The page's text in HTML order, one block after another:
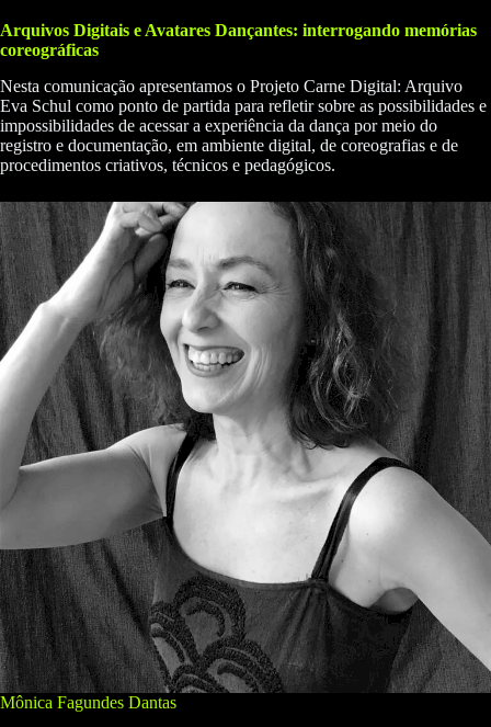
Arquivos Digitais e Avatares Dançantes: interrogando memórias
coreográficas
Nesta comunicação apresentamos o Projeto Carne Digital: Arquivo
Eva Schul como ponto de partida para refletir sobre as possibilidades e
impossibilidades de acessar a experiência da dança por meio do
registro e documentação, em ambiente digital, de coreografias e de
procedimentos criativos, técnicos e pedagógicos.
Mônica Fagundes Dantas